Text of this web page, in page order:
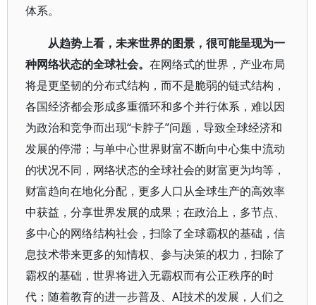
体系。
从趋势上看，未来世界的图景，很可能呈现为一
种网络状态的全球社会。 在网络式的世界，产业布局
将是更坚韧的分布式结构，而不是脆弱的链式结构，
各国经济都会形成多重循环和多个并行体系，难以因
为政治和竞争而出现“卡脖子”问题，导致全球经济和
发展的停滞；与单中心世界财富不断向中心集中流动
的状况不同，网络状态的全球社会的财富更为均等，
财富趋向在地化分配，更多人口从全球生产的高效率
中获益，分享世界发展的成果；在政治上，多节点、
多中心的网络结构社会，扫除了全球霸权的基础，信
息技术带来更多的知情权、参与决策的权力，扫除了
霸权的基础，世界将进入无霸权而有公正秩序的时
代；随着教育的进一步普及、AI技术的发展，人们之